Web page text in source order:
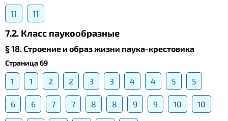
11 11
7.2. Класс паукообразные
§ 18. Строение и образ жизни паука-крестовика
Страница 69
1 1 2 2 3 3 4 4 5 5
6 6 7 7 8 8 9 9 10 10